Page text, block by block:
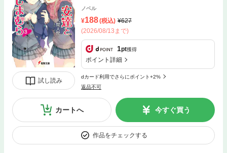
試し読み
ノベル
188(税込)
627
(2026/08/13まで)
1pt獲得
ポイント詳細
dカード利用でさらにポイント+2%
返品不可
カートへ 今すぐ買う
作品をチェックする